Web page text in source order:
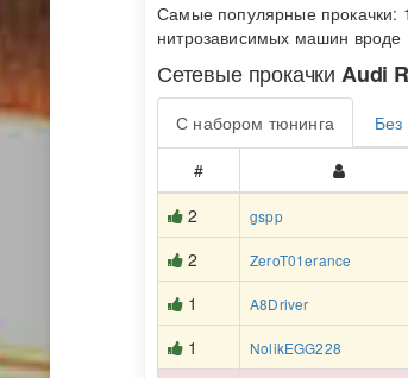
Самые популярные прокачки:
нитрозависимых машин вроде
Сетевые прокачки Audi
С набором тюнинга
#
2
gspp
2
ZeroT01erance
1
A8Driver
1
NolikEGG228